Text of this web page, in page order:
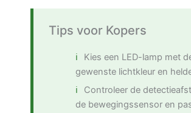
Tips voor Kopers
Kies een LED-lamp met
gewenste lichtkleur en
Controleer de
de bewegingssensor en